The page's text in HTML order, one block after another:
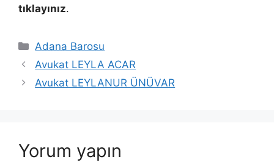
tıklayınız.
Kategoriler
Adana Barosu
Avukat LEYLA ACAR
Avukat LEYLANUR ÜNÜVAR
Yorum yapın